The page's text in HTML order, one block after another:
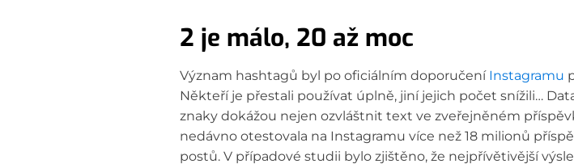
2 je málo, 20 až moc
Význam hashtagů byl po oficiálním doporučení Instagramu
Někteří je přestali používat úplně, jiní jejich počet snížili…
znaky dokážou nejen ozvláštnit text ve zveřejněném
nedávno otestovala na Instagramu více než 18 milionů
postů. V případové studii bylo zjištěno, že nejpřívětivější